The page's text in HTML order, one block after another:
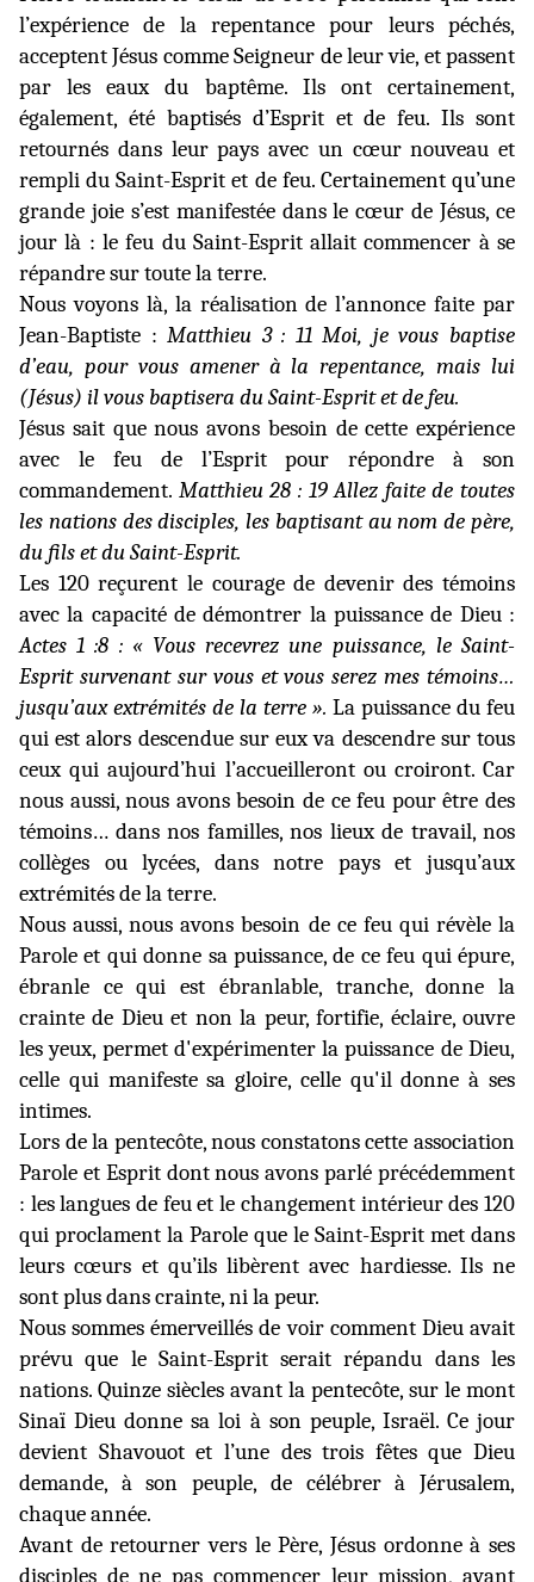
l’expérience de la repentance pour leurs péchés,
acceptent Jésus comme Seigneur de leur vie, et passent
par les eaux du baptême. Ils ont certainement,
également, été baptisés d’Esprit et de feu. Ils sont
retournés dans leur pays avec un cœur nouveau et
rempli du Saint-Esprit et de feu. Certainement qu’une
grande joie s’est manifestée dans le cœur de Jésus, ce
jour là : le feu du Saint-Esprit allait commencer à se
répandre sur toute la terre.
Nous voyons là, la réalisation de l’annonce faite par
Jean-Baptiste :Matthieu 3 : 11 Moi, je vous baptise
d’eau, pour vous amener à la repentance, mais lui
(Jésus) il vous baptisera du Saint-Esprit et de feu.
Jésus sait que nous avons besoin de cette expérience
avec le feu de l’Esprit pour répondre à son
commandement. Matthieu 28 : 19 Allez faite de toutes
les nations des disciples, les baptisant au nom de père,
du fils et du Saint-Esprit.
Les 120 reçurent le courage de devenir des témoins
avec la capacité de démontrer la puissance de Dieu :
Actes 1 :8 : « Vous recevrez une puissance, le Saint-
Esprit survenant sur vous et vous serez mes témoins…
jusqu’aux extrémités de la terre ». La puissance du feu
qui est alors descendue sur eux va descendre sur tous
ceux qui aujourd’hui l’accueilleront ou croiront. Car
nous aussi, nous avons besoin de ce feu pour être des
témoins… dans nos familles, nos lieux de travail, nos
collèges ou lycées, dans notre pays et jusqu’aux
extrémités de la terre.
Nous aussi, nous avons besoin de ce feu qui révèle la
Parole et qui donne sa puissance, de ce feu qui épure,
ébranle ce qui est ébranlable, tranche, donne la
crainte de Dieu et non la peur, fortifie, éclaire, ouvre
les yeux, permet d'expérimenter la puissance de Dieu,
celle qui manifeste sa gloire, celle qu'il donne à ses
intimes.
Lors de la pentecôte, nous constatons cette association
Parole et Esprit dont nous avons parlé précédemment
: les langues de feu et le changement intérieur des 120
qui proclament la Parole que le Saint-Esprit met dans
leurs cœurs et qu’ils libèrent avec hardiesse. Ils ne
sont plus dans crainte, ni la peur.
Nous sommes émerveillés de voir comment Dieu avait
prévu que le Saint-Esprit serait répandu dans les
nations. Quinze siècles avant la pentecôte, sur le mont
Sinaï Dieu donne sa loi à son peuple, Israël. Ce jour
devient Shavouot et l’une des trois fêtes que Dieu
demande, à son peuple, de célébrer à Jérusalem,
chaque année.
Avant de retourner vers le Père, Jésus ordonne à ses
disciples de ne pas commencer leur mission, avant